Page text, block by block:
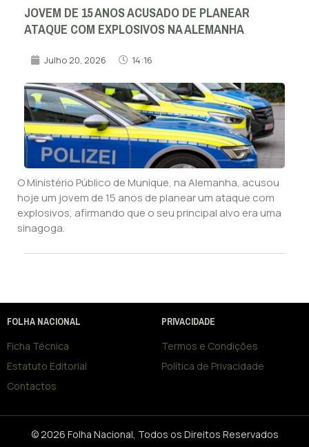
JOVEM DE 15 ANOS ACUSADO DE PLANEAR
ATAQUE COM EXPLOSIVOS NA ALEMANHA
Julho 20, 2026 14:16
O Ministério Público de Munique, na Alemanha, acusou
hoje um jovem de 15 anos de planear um ataque com
explosivos, afirmando que o seu principal alvo era uma
sinagoga.
FOLHA NACIONAL
Ficha Técnica
Estatuto Editorial
Contactos
PRIVACIDADE
Termos e Condições
Política de Privacidade
© 2026 Folha Nacional, Todos os Direitos Reservados